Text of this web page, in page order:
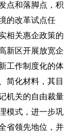
点和落脚点，积
的改革试点任
相关惠企政策的
新区开展放宽企
工作制度化的体
简化材料，其目
机关的自由裁量
模式，进一步巩
省领先地位，并